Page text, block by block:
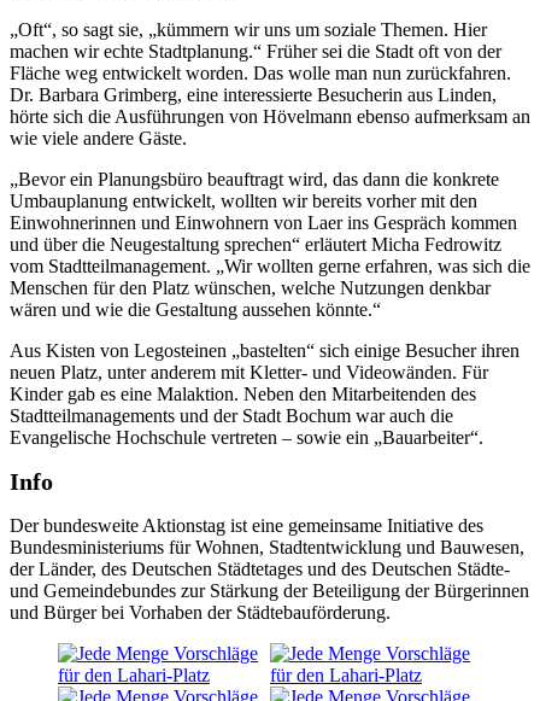
„Oft“, so sagt sie, „kümmern wir uns um soziale Themen. Hier
machen wir echte Stadtplanung.“ Früher sei die Stadt oft von der
Fläche weg entwickelt worden. Das wolle man nun zurückfahren.
Dr. Barbara Grimberg, eine interessierte Besucherin aus Linden,
hörte sich die Ausführungen von Hövelmann ebenso aufmerksam an
wie viele andere Gäste.
„Bevor ein Planungsbüro beauftragt wird, das dann die konkrete
Umbauplanung entwickelt, wollten wir bereits vorher mit den
Einwohnerinnen und Einwohnern von Laer ins Gespräch kommen
und über die Neugestaltung sprechen“ erläutert Micha Fedrowitz
vom Stadtteilmanagement. „Wir wollten gerne erfahren, was sich die
Menschen für den Platz wünschen, welche Nutzungen denkbar
wären und wie die Gestaltung aussehen könnte.“
Aus Kisten von Legosteinen „bastelten“ sich einige Besucher ihren
neuen Platz, unter anderem mit Kletter- und Videowänden. Für
Kinder gab es eine Malaktion. Neben den Mitarbeitenden des
Stadtteilmanagements und der Stadt Bochum war auch die
Evangelische Hochschule vertreten – sowie ein „Bauarbeiter“.
Info
Der bundesweite Aktionstag ist eine gemeinsame Initiative des
Bundesministeriums für Wohnen, Stadtentwicklung und Bauwesen,
der Länder, des Deutschen Städtetages und des Deutschen Städte-
und Gemeindebundes zur Stärkung der Beteiligung der Bürgerinnen
und Bürger bei Vorhaben der Städtebauförderung.